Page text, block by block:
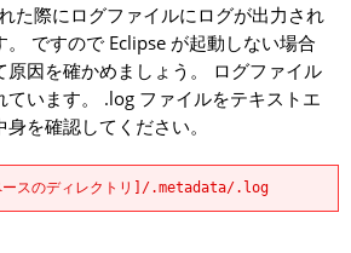
た際にログファイルにログが出力され
。 ですので Eclipse が起動しない場合
原因を確かめましょう。 ログファイル
ています。 .log ファイルをテキストエ
を確認してください。
ースのディレクトリ]/.metadata/.log